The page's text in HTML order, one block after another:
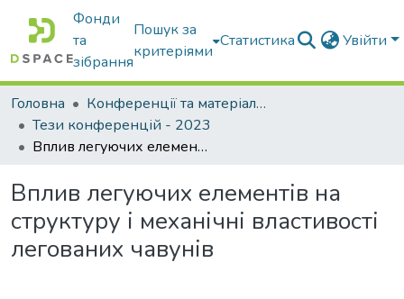
Фонди
та
зібрання
Пошук за
критеріями
Статистика Увійти
Головна
Конференції та матеріали конференцій
Тези конференцій - 2023
Вплив легуючих елементів на структуру і механічні властивості легованих чавунів
Вплив легуючих елементів на
структуру і механічні властивості
легованих чавунів